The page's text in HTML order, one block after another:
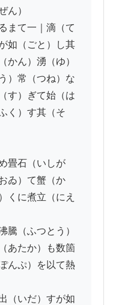
ん）
まて一｜滴（て
如（ごと）し其
かん）湧（ゆ）
）常（つね）な
す）ぎて始（は
く）す其（そ
畳石（いしが
ゐ）て蟹（か
くに煮立（にえ
騰（ふつとう）
あたか）も数箇
んぷ）を以て熱
（いだ）すが如